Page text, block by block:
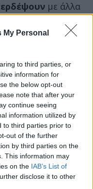
My Personal
to third parties, or
information for
the below opt-out
note that after your
continue seeing
information utilized by
to third parties prior to
out of the further
by third parties on the
This information may
on the IAB’s List of
disclose it to other
με άλλα
ιδιαιτέρως όσα
διότι μπορεί να
της ίδιας
που περιέχουν το
για την
χορήγησης. Καλό
από τα
προς αποφυγή
προσθέτουν ότι
οξέος,